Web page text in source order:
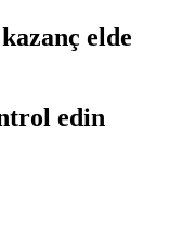
elde
edin